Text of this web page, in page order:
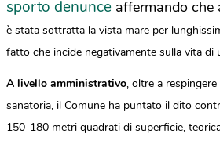
sporto denunce affermando che
è stata sottratta la vista mare per
fatto che incide negativamente sulla vita di
A livello amministrativo, oltre a
sanatoria, il Comune ha puntato il dito
150-180 metri quadrati di superficie,